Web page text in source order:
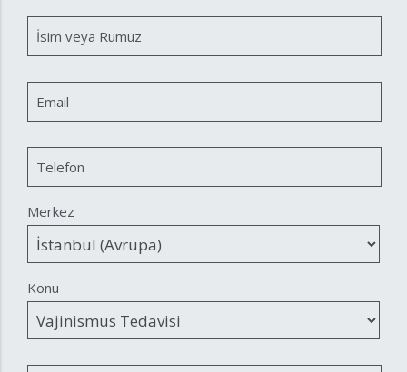
İsim veya Rumuz
Email
Telefon
Merkez
Konu